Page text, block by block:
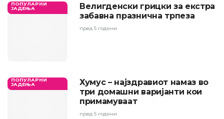
ПОПУЛАРНИ
ЈАДЕЊА
Велигденски грицки за екстра
забавна празнична трпеза
пред 5 години
ПОПУЛАРНИ
ЈАДЕЊА
Хумус – најздравиот намаз во
три домашни варијанти кои
примамуваат
пред 5 години